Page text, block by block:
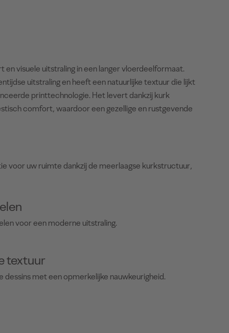
visuele uitstraling in een langer vloerdeelformaat.
uitstraling en heeft een natuurlijke textuur die lijkt
printtechnologie. Het levert dankzij kurk
comfort, waardoor een gezellige en rustgevende
voor uw ruimte dankzij de meerlaagse kurkstructuur,
voor een moderne uitstraling.
textuur
dessins met een opmerkelijke nauwkeurigheid.